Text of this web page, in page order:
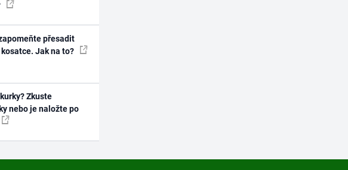
přesadit
Jak na to?
Zkuste
nebo je naložte po